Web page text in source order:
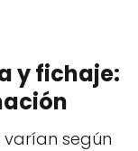
y fichaje:
varían según